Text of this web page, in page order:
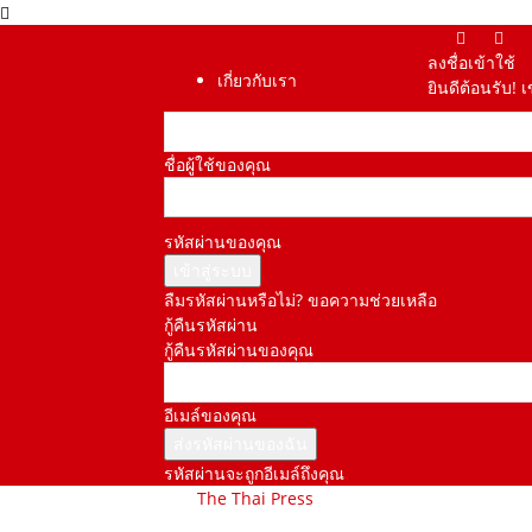
เกี่ยวกับเรา
ลงชื่อเข้าใช้
ยินดีต้อนรับ!
ชื่อผู้ใช้ของคุณ
รหัสผ่านของคุณ
ลืมรหัสผ่านหรือไม่? ขอความช่วยเหลือ
กู้คืนรหัสผ่าน
กู้คืนรหัสผ่านของคุณ
อีเมล์ของคุณ
รหัสผ่านจะถูกอีเมล์ถึงคุณ
The Thai Press